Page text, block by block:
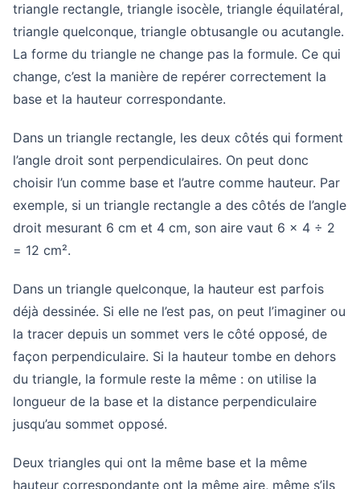
triangle rectangle, triangle isocèle, triangle équilatéral,
triangle quelconque, triangle obtusangle ou acutangle.
La forme du triangle ne change pas la formule. Ce qui
change, c’est la manière de repérer correctement la
base et la hauteur correspondante.
Dans un triangle rectangle, les deux côtés qui forment
l’angle droit sont perpendiculaires. On peut donc
choisir l’un comme base et l’autre comme hauteur. Par
exemple, si un triangle rectangle a des côtés de l’angle
droit mesurant 6 cm et 4 cm, son aire vaut 6 × 4 ÷ 2
= 12 cm².
Dans un triangle quelconque, la hauteur est parfois
déjà dessinée. Si elle ne l’est pas, on peut l’imaginer ou
la tracer depuis un sommet vers le côté opposé, de
façon perpendiculaire. Si la hauteur tombe en dehors
du triangle, la formule reste la même : on utilise la
longueur de la base et la distance perpendiculaire
jusqu’au sommet opposé.
Deux triangles qui ont la même base et la même
hauteur correspondante ont la même aire, même s’ils